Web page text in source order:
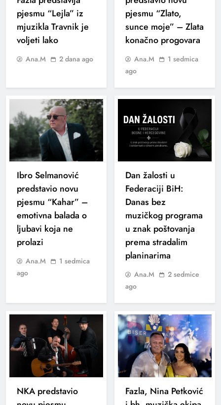
pjesmu “Lejla” iz
mjuzikla Travnik je
voljeti lako
Ana.M 2 dana ago
pjesmu “Zlato,
sunce moje” – Zlata
konačno progovara
Ana.M
1 sedmica
ago
Ibro Selmanović
predstavio novu
pjesmu “Kahar” –
emotivna balada o
ljubavi koja ne
prolazi
Ana.M
1 sedmica
ago
Dan žalosti u
Federaciji BiH:
Danas bez
muzičkog programa
u znak poštovanja
prema stradalim
planinarima
Ana.M
2 sedmice
ago
NKA predstavio
Fazla, Nina Petković